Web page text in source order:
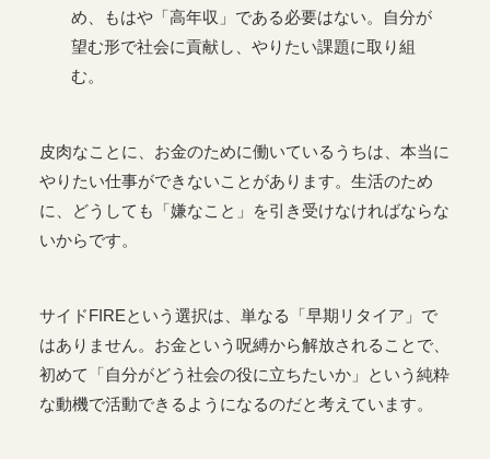
め、もはや「高年収」である必要はない。自分が
望む形で社会に貢献し、やりたい課題に取り組
む。
皮肉なことに、お金のために働いているうちは、本当に
やりたい仕事ができないことがあります。生活のため
に、どうしても「嫌なこと」を引き受けなければならな
いからです。
サイドFIREという選択は、単なる「早期リタイア」で
はありません。お金という呪縛から解放されることで、
初めて「自分がどう社会の役に立ちたいか」という純粋
な動機で活動できるようになるのだと考えています。